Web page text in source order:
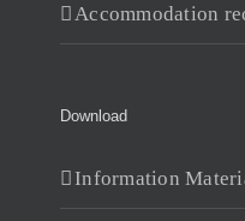
Accommodation
Download
Information